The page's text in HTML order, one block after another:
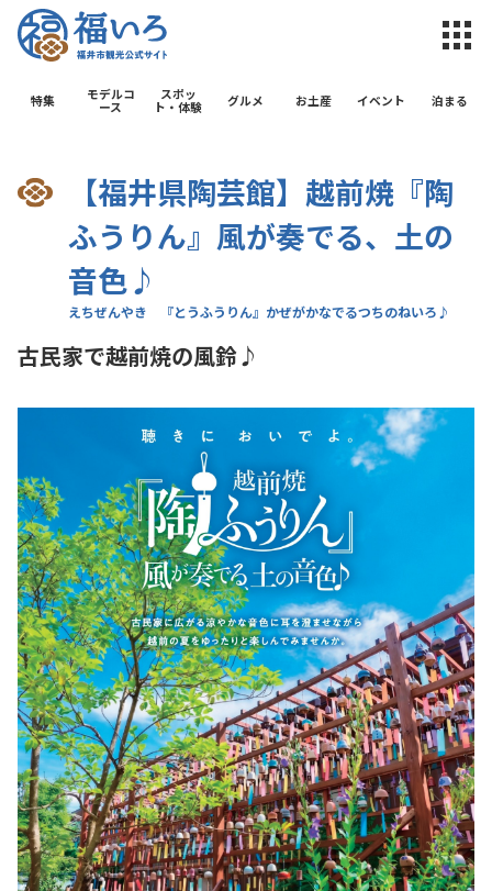
福井市観光
特集
モデルコ
ース
スポッ
ト・体験
グルメ お土産 イベント 泊まる
【福井県陶芸館】越前焼『陶
ふうりん』風が奏でる、土の
音色♪
古民家で越前焼の風鈴♪